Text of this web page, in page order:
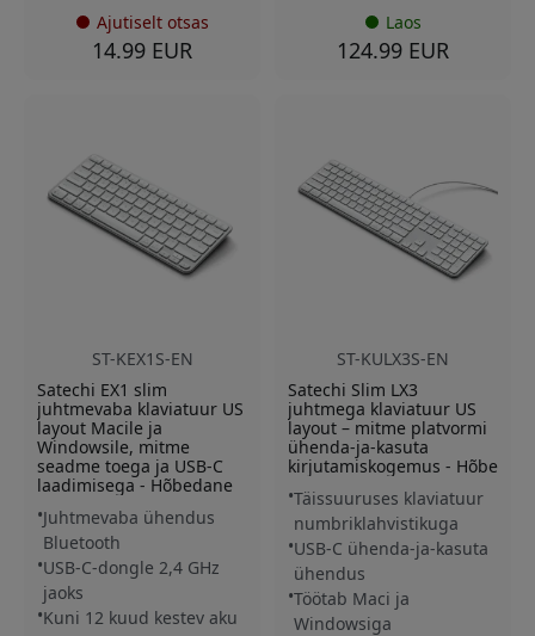
Ajutiselt otsas
14.99 EUR
Laos
124.99 EUR
ST-KEX1S-EN
Satechi EX1 slim
juhtmevaba klaviatuur US
layout Macile ja
Windowsile, mitme
seadme toega ja USB-C
laadimisega - Hõbedane
Juhtmevaba ühendus
Bluetooth
USB-C-dongle 2,4 GHz
jaoks
Kuni 12 kuud kestev aku
ST-KULX3S-EN
Satechi Slim LX3
juhtmega klaviatuur US
layout – mitme platvormi
ühenda-ja-kasuta
kirjutamiskogemus - Hõbe
Täissuuruses klaviatuur
numbriklahvistikuga
USB-C ühenda-ja-kasuta
ühendus
Töötab Maci ja
Windowsiga